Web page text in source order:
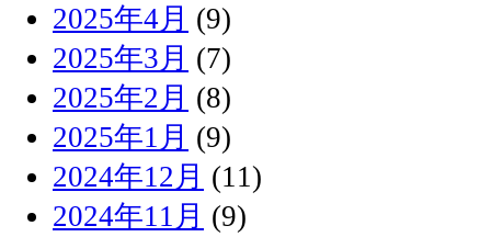
2025年4月 (9)
2025年3月 (7)
2025年2月 (8)
2025年1月 (9)
2024年12月 (11)
2024年11月 (9)